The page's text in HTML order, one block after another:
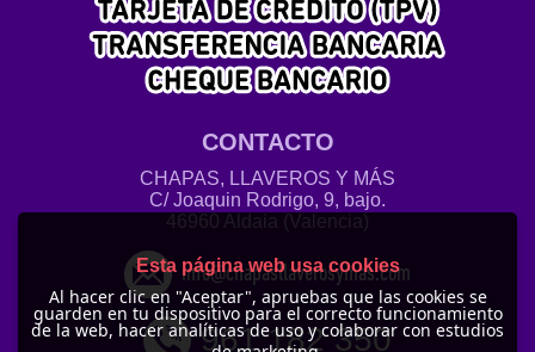
CONTACTO
CHAPAS, LLAVEROS Y MÁS
C/ Joaquin Rodrigo, 9, bajo.
46960 Aldaia (Valencia)
info@chapasllaverosymas.com
961 182 350
Esta página web usa cookies
Al hacer clic en "Aceptar", apruebas que las cookies se
guarden en tu dispositivo para el correcto funcionamiento
de la web, hacer analíticas de uso y colaborar con estudios